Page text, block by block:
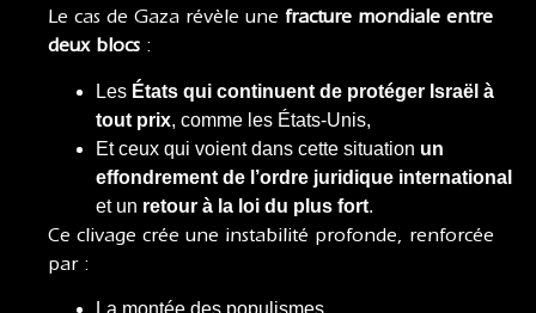
Le cas de Gaza révèle une fracture mondiale entre
deux blocs :
Les États qui continuent de protéger Israël à
tout prix, comme les États-Unis,
Et ceux qui voient dans cette situation un
effondrement de l’ordre juridique international
et un retour à la loi du plus fort.
Ce clivage crée une instabilité profonde, renforcée
par :